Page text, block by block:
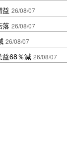
益 26/08/07
落 26/08/07
26/08/07
益68％減 26/08/07